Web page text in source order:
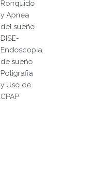
Ronquido
y Apnea
del sueño
DISE-
Endoscopia
de sueño
Poligrafia
y Uso de
CPAP